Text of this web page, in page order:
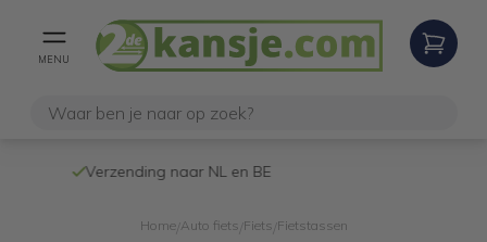
MENU
Verzending naar NL en BE
Home/ Auto fiets Fiets Fietstassen